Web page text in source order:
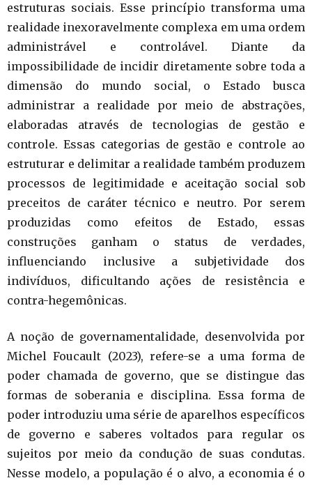
estruturas sociais. Esse princípio transforma uma
realidade inexoravelmente complexa em uma ordem
administrável e controlável. Diante da
impossibilidade de incidir diretamente sobre toda a
dimensão do mundo social, o Estado busca
administrar a realidade por meio de abstrações,
elaboradas através de tecnologias de gestão e
controle. Essas categorias de gestão e controle ao
estruturar e delimitar a realidade também produzem
processos de legitimidade e aceitação social sob
preceitos de caráter técnico e neutro. Por serem
produzidas como efeitos de Estado, essas
construções ganham o status de verdades,
influenciando inclusive a subjetividade dos
indivíduos, dificultando ações de resistência e
contra-hegemônicas.
A noção de governamentalidade, desenvolvida por
Michel Foucault (2023), refere-se a uma forma de
poder chamada de governo, que se distingue das
formas de soberania e disciplina. Essa forma de
poder introduziu uma série de aparelhos específicos
de governo e saberes voltados para regular os
sujeitos por meio da condução de suas condutas.
Nesse modelo, a população é o alvo, a economia é o